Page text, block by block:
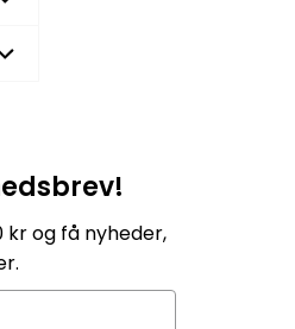
og få nyheder,